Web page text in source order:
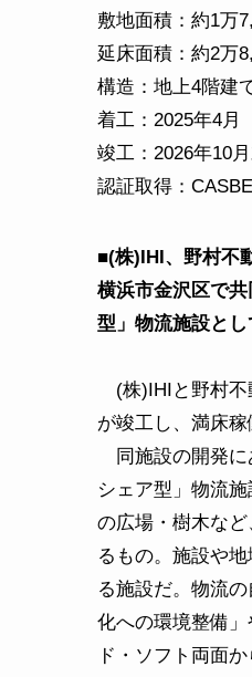
敷地面積：約1万
延床面積：約2万
構造：地上4階建
着工：2025年4月
竣工：2026年10月
認証取得：
■(株)IHI、野村不
横浜市金沢区で
型」物流施設と
(株)IHIと野村不
が竣工し、満床稼
同施設の開発に
シェア型」物流
の広場・樹木な
るもの。施設や
る施設だ。物流
化への環境整備
ド・ソフト両面